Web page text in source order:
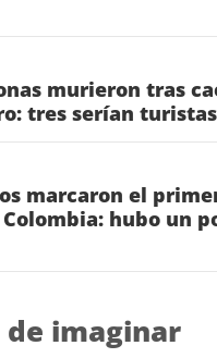
murieron tras
tres serían
marcaron el
hubo un
imaginar